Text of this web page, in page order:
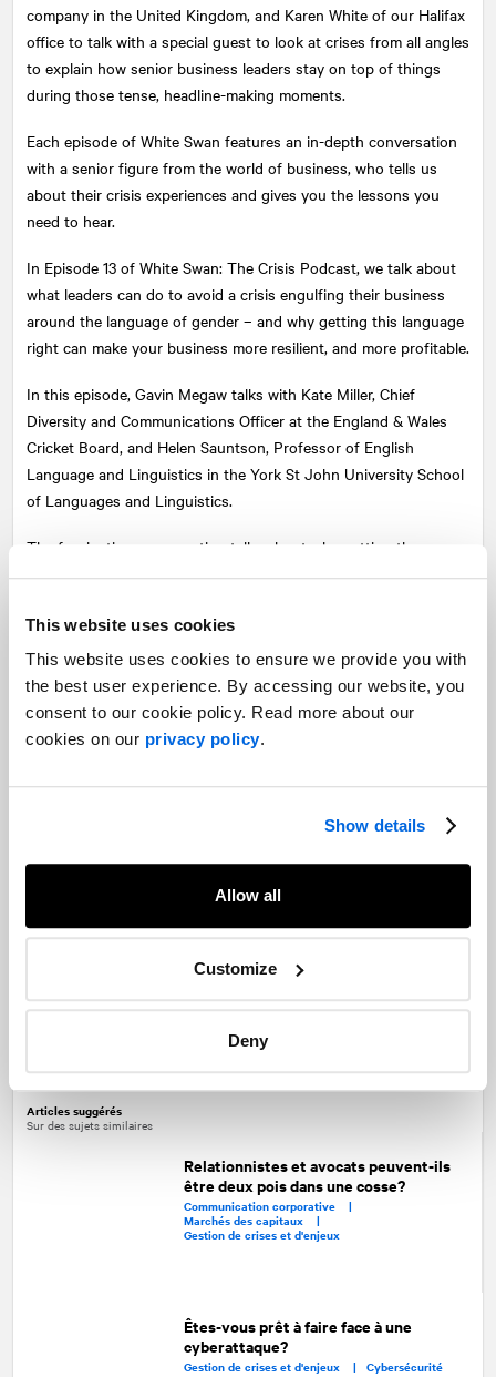
This website uses cookies
This website uses cookies to ensure we provide you with
the best user experience. By accessing our website, you
consent to our cookie policy. Read more about our
cookies on our privacy policy.
Show details
Allow all
Customize
Deny
company in the United Kingdom, and Karen White of our Halifax
office to talk with a special guest to look at crises from all angles
to explain how senior business leaders stay on top of things
during those tense, headline-making moments.
Each episode of White Swan features an in-depth conversation
with a senior figure from the world of business, who tells us
about their crisis experiences and gives you the lessons you
need to hear.
In Episode 13 of White Swan: The Crisis Podcast, we talk about
what leaders can do to avoid a crisis engulfing their business
around the language of gender – and why getting this language
right can make your business more resilient, and more profitable.
In this episode, Gavin Megaw talks with Kate Miller, Chief
Diversity and Communications Officer at the England & Wales
Cricket Board, and Helen Sauntson, Professor of English
Language and Linguistics in the York St John University School
of Languages and Linguistics.
The fascinating conversation talks about why getting the
language of gender right, and avoiding biased wording, is
organisations. The conversation takes in the importance of
championing the changing of the status quo, why everyone
needs to play a role in “checks and challenges”, and how moving
with the times is essential for the progression of your business.
Articles suggérés
Sur des sujets similaires
Relationnistes et avocats peuvent-ils
être deux pois dans une cosse?
Communication corporative |
Marchés des capitaux |
Gestion de crises et d'enjeux
Êtes-vous prêt à faire face à une
cyberattaque?
Gestion de crises et d'enjeux |Cybersécurité